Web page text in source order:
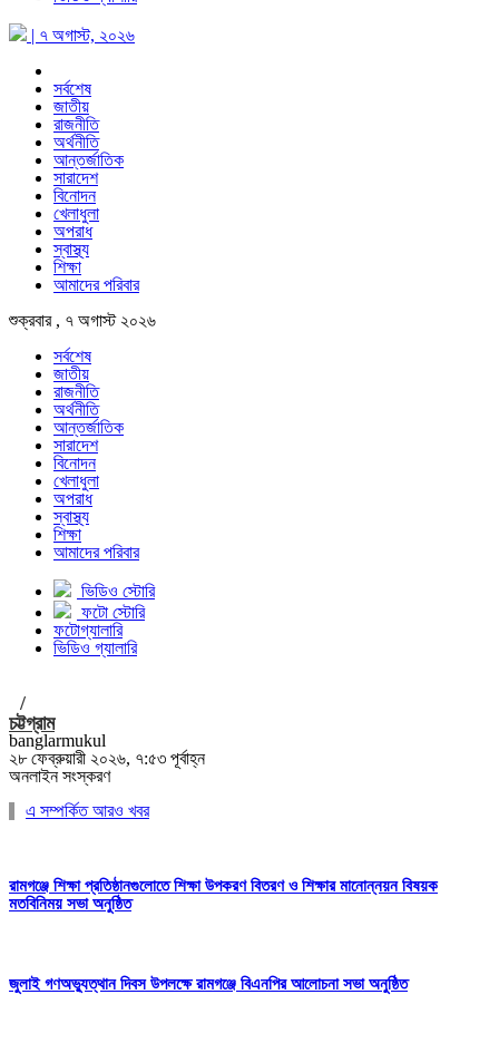
| ৭ অগাস্ট, ২০২৬
সর্বশেষ
জাতীয়
রাজনীতি
অর্থনীতি
আন্তর্জাতিক
সারাদেশ
বিনোদন
খেলাধুলা
অপরাধ
স্বাস্থ্য
শিক্ষা
আমাদের পরিবার
শুক্রবার , ৭ অগাস্ট ২০২৬
সর্বশেষ
জাতীয়
রাজনীতি
অর্থনীতি
আন্তর্জাতিক
সারাদেশ
বিনোদন
খেলাধুলা
অপরাধ
স্বাস্থ্য
শিক্ষা
আমাদের পরিবার
ভিডিও স্টোরি
ফটো স্টোরি
ফটোগ্যালারি
ভিডিও গ্যালারি
/
চট্টগ্রাম
banglarmukul
২৮ ফেব্রুয়ারী ২০২৬, ৭:৫৩ পূর্বাহ্ন
অনলাইন সংস্করণ
এ সম্পর্কিত আরও খবর
রামগঞ্জে শিক্ষা প্রতিষ্ঠানগুলোতে শিক্ষা উপকরণ বিতরণ ও শিক্ষার মানোন্নয়ন বিষয়ক
মতবিনিময় সভা অনুষ্ঠিত
জুলাই গণঅভ্যুত্থান দিবস উপলক্ষে রামগঞ্জে বিএনপির আলোচনা সভা অনুষ্ঠিত